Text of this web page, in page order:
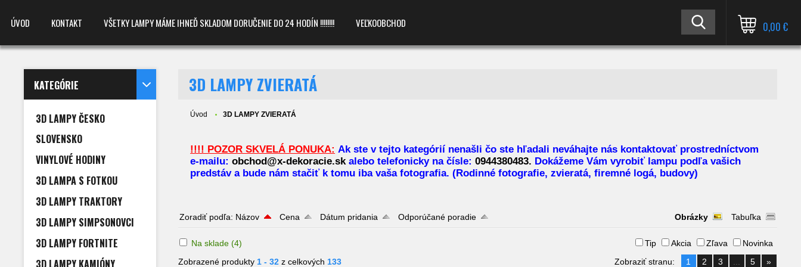
ÚVOD KONTAKT VŠETKY LAMPY MÁME IHNEĎ SKLADOM DORUČENIE DO 24 HODÍN !!!!!!!! VEĽKOOBCHOD 0,00 €
KATEGÓRIE
3D LAMPY ČESKO
SLOVENSKO
VINYLOVÉ HODINY
3D LAMPA S FOTKOU
3D LAMPY TRAKTORY
3D LAMPY SIMPSONOVCI
3D LAMPY FORTNITE
3D LAMPY KAMIÓNY
3D LAMPY ZVIERATÁ
Úvod 3D LAMPY ZVIERATÁ
!!!! POZOR SKVELÁ PONUKA: Ak ste v tejto kategórií nenašli čo ste hľadali neváhajte nás kontaktovať prostredníctvom
e-mailu:obchod@x-dekoracie.skalebo telefonicky na čísle:0944380483. Dokážeme Vám vyrobiť lampu podľa vašich
predstáv a bude nám stačiť k tomu iba vaša fotografia. (Rodinné fotografie, zvieratá, firemné logá, budovy)
Zoradiť podľa: Názov Cena Dátum pridania Odporúčané poradie Obrázky Tabuľka
Na sklade (4) Tip Akcia Zľava
Novinka
Zobrazené produkty1 - 32 z celkových133 Zobraziť stranu: 1 2 3 ... 5 »